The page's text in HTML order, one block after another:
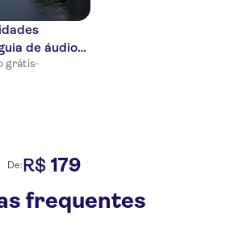
de áudio
grátis·
De:R$ 179
frequentes